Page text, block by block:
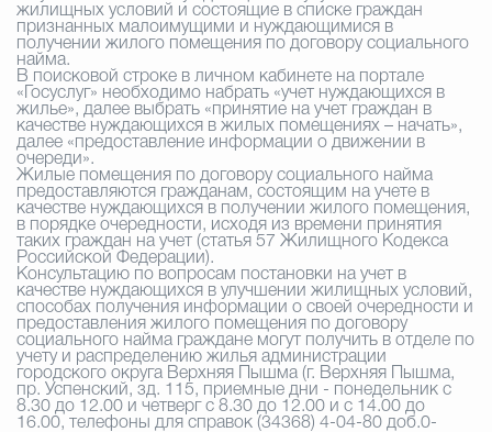
жилищных условий и состоящие в списке граждан
признанных малоимущими и нуждающимися в
получении жилого помещения по договору социального
найма.
В поисковой строке в личном кабинете на портале
«Госуслуг» необходимо набрать «учет нуждающихся в
жилье», далее выбрать «принятие на учет граждан в
качестве нуждающихся в жилых помещениях – начать»,
далее «предоставление информации о движении в
очереди».
Жилые помещения по договору социального найма
предоставляются гражданам, состоящим на учете в
качестве нуждающихся в получении жилого помещения,
в порядке очередности, исходя из времени принятия
таких граждан на учет (статья 57 Жилищного Кодекса
Российской Федерации).
Консультацию по вопросам постановки на учет в
качестве нуждающихся в улучшении жилищных условий,
способах получения информации о своей очередности и
предоставления жилого помещения по договору
социального найма граждане могут получить в отделе по
учету и распределению жилья администрации
городского округа Верхняя Пышма (г. Верхняя Пышма,
пр. Успенский, зд. 115, приемные дни - понедельник с
8.30 до 12.00 и четверг с 8.30 до 12.00 и с 14.00 до
16.00, телефоны для справок (34368) 4-04-80 доб.0-